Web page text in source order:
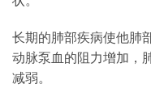
长期的肺部疾病使他肺
动脉泵血的阻力增加，
减弱。